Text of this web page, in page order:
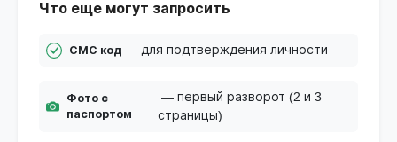
Что еще могут запросить
СМС код — для подтверждения личности
Фото с
паспортом
— первый разворот (2 и 3
страницы)